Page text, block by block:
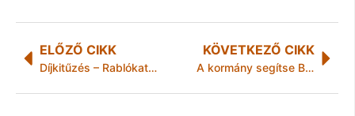
ELŐZŐ CIKK
Díjkitűzés – Rablókat keres a rendőrség
KÖVETKEZŐ CIKK
A kormány segítse Budapestet és a BKV-t!